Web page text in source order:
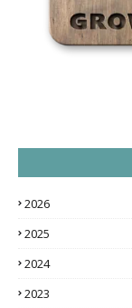
2026
2025
2024
2023